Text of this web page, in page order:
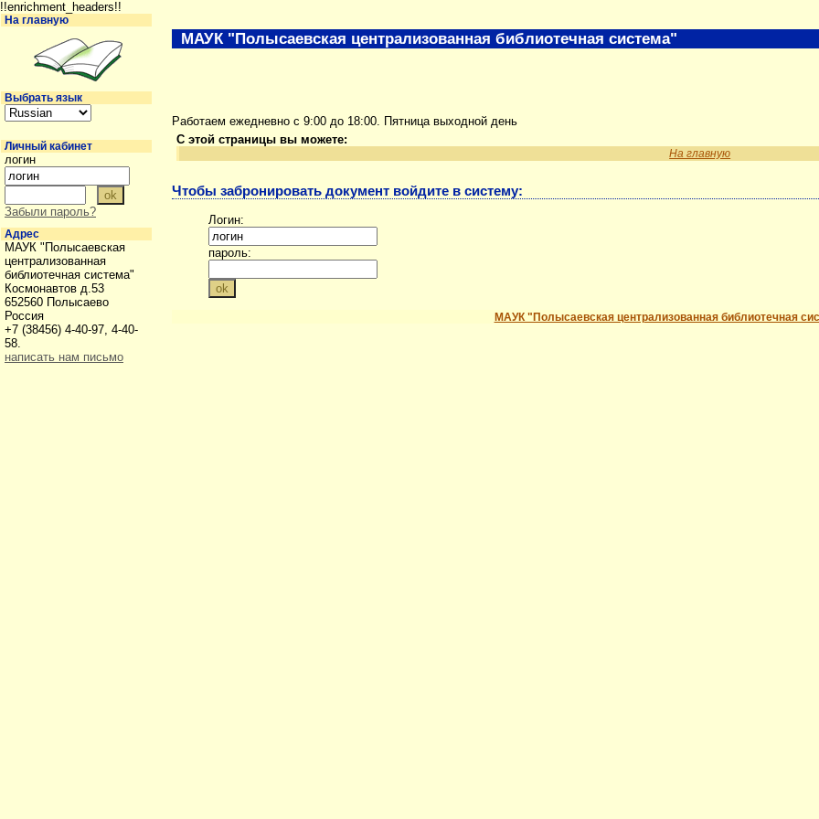
!!enrichment_headers!!
Работаем ежедневно с 9:00 до 18:00. Пятница выходной день
С этой страницы вы можете:
На главную
Чтобы забронировать документ войдите в систему:
Логин:
пароль:
МАУК "Полысаевская централизованная библиотечная
МАУК "Полысаевская централизованная библиотечная система"
На главную
Выбрать язык
Личный кабинет
логин
Забыли пароль?
Адрес
МАУК "Полысаевская
централизованная
библиотечная система"
Космонавтов д.53
652560 Полысаево
Россия
+7 (38456) 4-40-97, 4-40-
58.
написать нам письмо